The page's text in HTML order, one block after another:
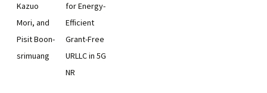
Kazuo
Mori, and
Pisit Boon-
srimuang
for Energy-
Efficient
Grant-Free
URLLC in 5G
NR